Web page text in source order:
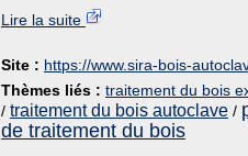
Lire la suite
Site : https://www.sira-bois-
Thèmes liés : traitement du bois
/ traitement du bois autoclave /
de traitement du bois